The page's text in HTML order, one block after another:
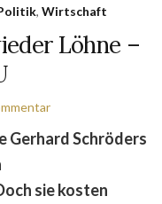
, Wirtschaft
Löhne –
Gerhard Schröders
sie kosten